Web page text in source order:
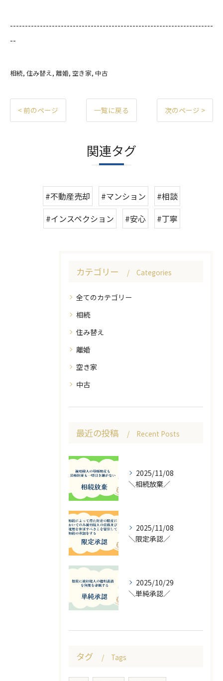
--------------------------------------------------------------------
--
相続 住み替え 離婚 空き家 中古
< 前のページ 一覧に戻る 次のページ >
関連タグ
#不動産売却 #マンション
#相談
#インスペクション
#安心 #丁寧
カテゴリー Categories
全てのカテゴリー
相続
住み替え
離婚
空き家
中古
最近の投稿 Recent Posts
2025/11/08
＼相続放棄／
2025/11/08
＼限定承認／
2025/10/29
＼単純承認／
タグ Tags